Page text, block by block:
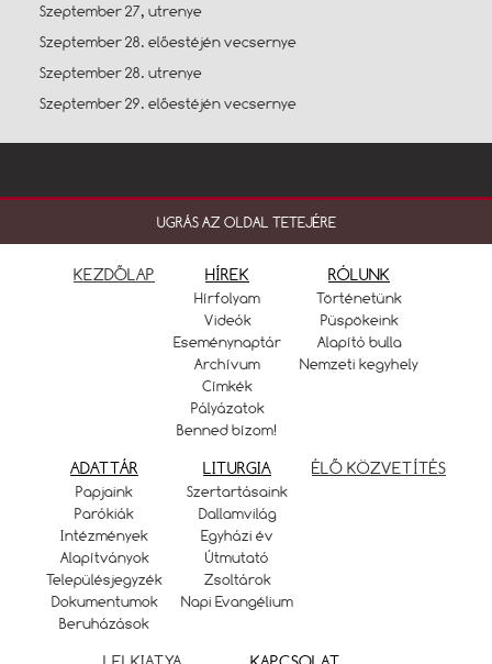
Szeptember 27, utrenye
Szeptember 28. előestéjén vecsernye
Szeptember 28. utrenye
Szeptember 29. előestéjén vecsernye
UGRÁS AZ OLDAL TETEJÉRE
KEZDŐLAP HÍREK
Hírfolyam
Videók
Eseménynaptár
Archívum
Címkék
Pályázatok
Benned bízom!
RÓLUNK
Történetünk
Püspökeink
Alapító bulla
Nemzeti kegyhely
ADATTÁR
Papjaink
Parókiák
Intézmények
Alapítványok
Településjegyzék
Dokumentumok
Beruházások
LITURGIA
Szertartásaink
Dallamvilág
Egyházi év
Útmutató
Zsoltárok
Napi Evangélium
ÉLŐ KÖZVETÍTÉS